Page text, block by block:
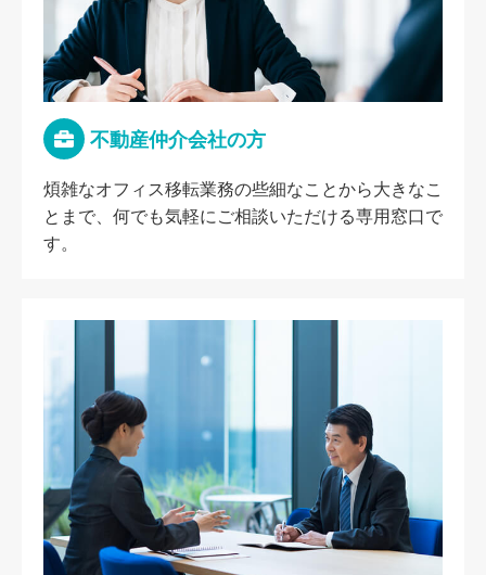
不動産仲介会社の方
煩雑なオフィス移転業務の些細なことから大きなこ
とまで、何でも気軽にご相談いただける専用窓口で
す。